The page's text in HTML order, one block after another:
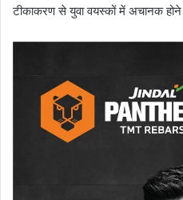
टीकाकरण से युवा वयस्कों में अचानक होने